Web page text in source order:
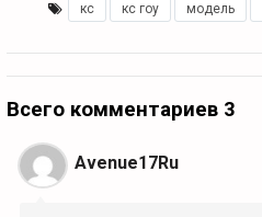
кс кс гоу модель
Всего комментариев 3
Avenue17Ru